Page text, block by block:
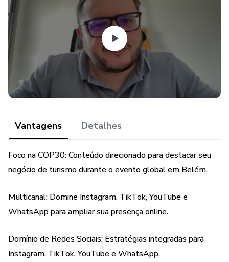
O momento é agora! A COP30 se aproxima e a demanda
por experiências autênticas e serviços de primeira linha
nunca foi tão alta. Prapare-se com o know-how que só a
VINDI pode fornecer e posicione sua empresa na vanguarda
do turismo e hospitalidade.
Este eBook não é apenas um investimento em marketing
sustentabilidade e o sucesso incomparável. Adquira já o
seu e seja a mudança que o mercado de turismo espera!
Vantagens Detalhes
Foco na COP30: Conteúdo direcionado para destacar seu
negócio de turismo durante o evento global em Belém.
Multicanal: Domine Instagram, TikTok, YouTube e
WhatsApp para ampliar sua presença online.
Domínio de Redes Sociais: Estratégias integradas para
Instagram, TikTok, YouTube e WhatsApp.